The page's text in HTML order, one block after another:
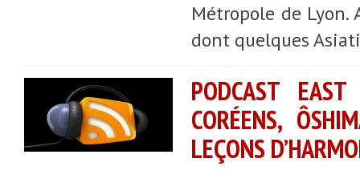
Métropole de
dont quelques
PODCAST
CORÉENS,
LEÇONS